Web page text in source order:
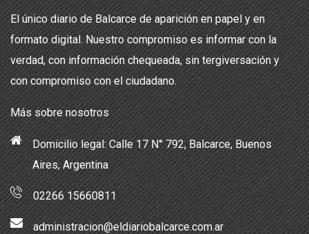
El único diario de Balcarce de aparición en papel y en
formato digital. Nuestro compromiso es informar con la
verdad, con información chequeada, sin tergiversación y
con compromiso con el ciudadano.
Más sobre nosotros
Domicilio legal: Calle 17 N° 792, Balcarce, Buenos
Aires, Argentina
02266 15660811
administracion@eldiariobalcarce.com.ar